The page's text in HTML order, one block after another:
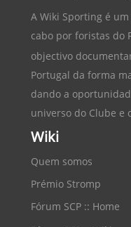
A Wiki Sporting é
cabo por foristas do
objectivo
Portugal da forma
dando a
universo do Clube e
Wiki
Quem somos
Prémio Stromp
Fórum SCP :: Home